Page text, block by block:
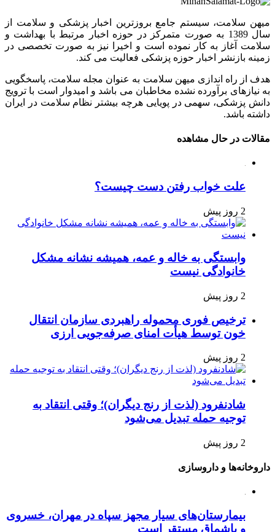
میهن سلامت، سیستم جامع بروزترین اخبار پزشکی و سلامت از
سال 1389 به صورت متمرکز در حوزه اخبار مرتبط با بهداشت و
سلامت آغاز به کار نموده است و اخیرا نیز به صورت تخصصی در
زمینه بازنشر اخبار حوزه پزشکی فعالیت می کند.
هدف از راه اندازی میهن سلامت به عنوان مجله سلامت، پاسخگویی
به نیازهای برآورده نشده مخاطبان می باشد و امیدوار است با ترویج
دانش پزشکی، سهمی در پویایی هرچه بیشتر نظام سلامت در ایران
داشته باشد.
مقالات در حال مشاهده
علت خواب رفتن دست چیست؟
2 روز پیش
وابستگی به خاله و عمه، همیشه نشانه مشکل
خانوادگی نیست
2 روز پیش
ترخیص فوری محموله راهبردی سازمان انتقال
خون توسط هیأت امنای صرفه‌جویی ارزی
2 روز پیش
شادنفرود (لذت از رنج دیگران)؛ وقتی انتقاد به
توجیه حمله تبدیل می‌شود
2 روز پیش
داروخانه‌ها و داروسازی
بیمارستان‌های سیار مجهز سپاه در مهران، خسروی
و باشماق مستقر است